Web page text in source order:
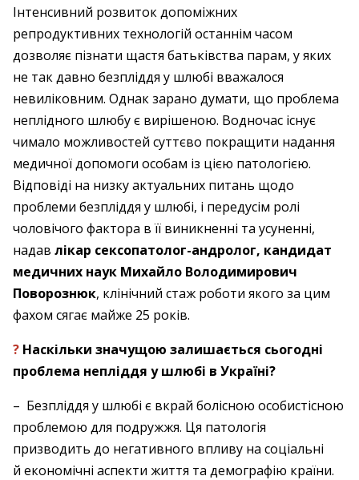
Інтенсивний розвиток допоміжних
репродуктивних технологій останнім часом
дозволяє пізнати щастя батьківства парам, у яких
не так давно безпліддя у шлюбі вважалося
невиліковним. Однак зарано думати, що проблема
неплідного шлюбу є вирішеною. Водночас існує
чимало можливостей суттєво покращити надання
медичної допомоги особам із цією патологією.
Відповіді на низку актуальних питань щодо
проблеми безпліддя у шлюбі, і передусім ролі
чоловічого фактора в її виникненні та усуненні,
надав лікар сексопатолог-андролог, кандидат
медичних наук Михайло Володимирович
Поворознюк, ­клінічний стаж роботи якого за цим
фахом сягає майже 25 років.
? Наскільки значущою залишається сьогодні
проблема непліддя у шлюбі в ­Україні?
– Безпліддя у шлюбі є вкрай болісною особистісною
проблемою для подружжя. Ця патологія
призводить до негативного впливу на соціальні
й економічні аспекти життя та демографію країни.